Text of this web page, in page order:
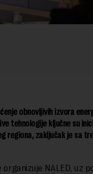
obnovljivih izvora
tehnologije ključne su
regiona, zaključak je sa
NALED, uz